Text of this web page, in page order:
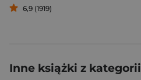
6,9 (1919)
Inne książki z kategorii